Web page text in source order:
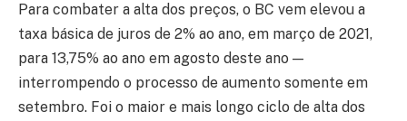
Para combater a alta dos preços, o BC vem elevou a
taxa básica de juros de 2% ao ano, em março de 2021,
para 13,75% ao ano em agosto deste ano —
interrompendo o processo de aumento somente em
setembro. Foi o maior e mais longo ciclo de alta dos